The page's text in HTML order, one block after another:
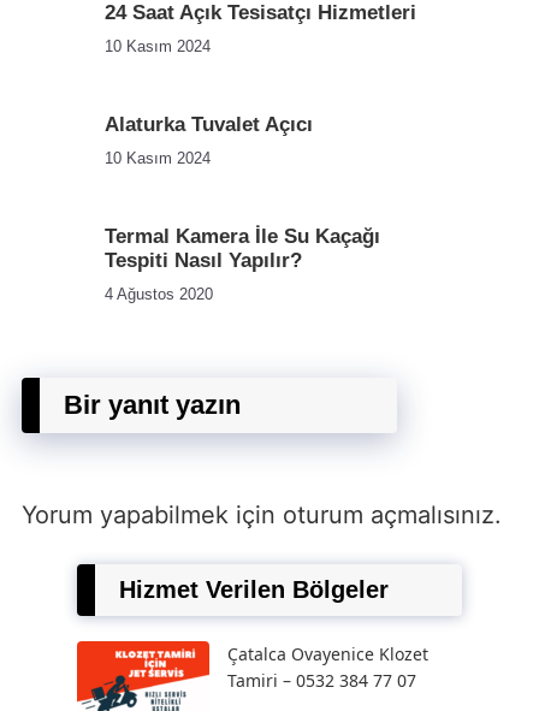
24 Saat Açık Tesisatçı Hizmetleri
10 Kasım 2024
Alaturka Tuvalet Açıcı
10 Kasım 2024
Termal Kamera İle Su Kaçağı
Tespiti Nasıl Yapılır?
4 Ağustos 2020
Bir yanıt yazın
Yorum yapabilmek için oturum açmalısınız.
Hizmet Verilen Bölgeler
Çatalca Ovayenice Klozet
Tamiri – 0532 384 77 07